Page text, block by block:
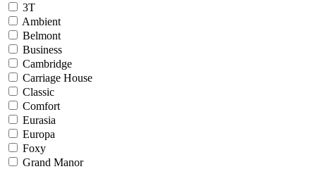
3T
Ambient
Belmont
Business
Cambridge
Carriage House
Classic
Comfort
Eurasia
Europa
Foxy
Grand Manor